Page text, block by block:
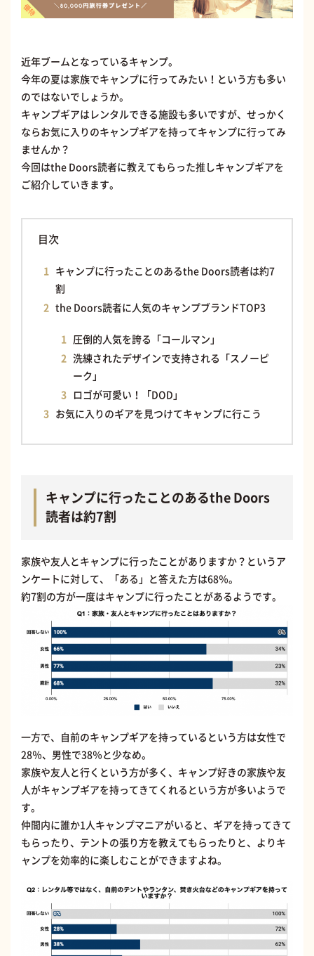
近年ブームとなっているキャンプ。
今年の夏は家族でキャンプに行ってみたい！という方も多い
のではないでしょうか。
キャンプギアはレンタルできる施設も多いですが、せっかく
ならお気に入りのキャンプギアを持ってキャンプに行ってみ
ませんか？
今回はthe Doors読者に教えてもらった推しキャンプギアを
ご紹介していきます。
目次
キャンプに行ったことのあるthe Doors読者は約7
割
the Doors読者に人気のキャンプブランドTOP3
圧倒的人気を誇る「コールマン」
洗練されたデザインで支持される「スノーピ
ーク」
ロゴが可愛い！「DOD」
お気に入りのギアを見つけてキャンプに行こう
キャンプに行ったことのあるthe Doors
読者は約7割
家族や友人とキャンプに行ったことがありますか？というア
ンケートに対して、「ある」と答えた方は68％。
約7割の方が一度はキャンプに行ったことがあるようです。
一方で、自前のキャンプギアを持っているという方は女性で
28％、男性で38％と少なめ。
家族や友人と行くという方が多く、キャンプ好きの家族や友
人がキャンプギアを持ってきてくれるという方が多いようで
す。
仲間内に誰か1人キャンプマニアがいると、ギアを持ってきて
もらったり、テントの張り方を教えてもらったりと、よりキ
ャンプを効率的に楽しむことができますよね。